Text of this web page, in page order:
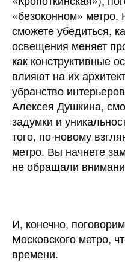
«безоконном» метро.
сможете убедиться,
освещения меняет
как конструктивные
влияют на их
убранство
Алексея Душкина,
задумки и
того, по-новому
метро. Вы начнете
не обращали
И, конечно,
Московского метро,
времени.